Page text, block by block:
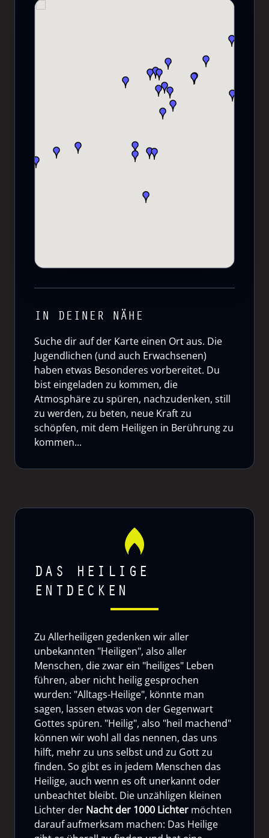
IN DEINER NÄHE
Suche dir auf der Karte einen Ort aus. Die
Jugendlichen (und auch Erwachsenen)
haben etwas Besonderes vorbereitet. Du
bist eingeladen zu kommen, die
Atmosphäre zu spüren, nachzudenken, still
zu werden, zu beten, neue Kraft zu
schöpfen, mit dem Heiligen in Berührung zu
kommen...
DAS HEILIGE
ENTDECKEN
Zu Allerheiligen gedenken wir aller
unbekannten "Heiligen", also aller
Menschen, die zwar ein "heiliges" Leben
führen, aber nicht heilig gesprochen
wurden: "Alltags-Heilige", könnte man
sagen, lassen etwas von der Gegenwart
Gottes spüren. "Heilig", also "heil machend"
können wir wohl all das nennen, das uns
hilft, mehr zu uns selbst und zu Gott zu
finden. So gibt es in jedem Menschen das
Heilige, auch wenn es oft unerkannt oder
unbeachtet bleibt. Die unzähligen kleinen
Lichter der Nacht der 1000 Lichter möchten
darauf aufmerksam machen: Das Heilige